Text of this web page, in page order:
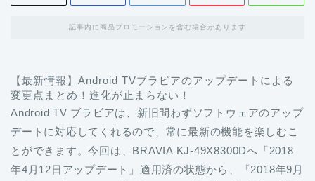
記事内に商品プロモーションを含む場合があります
【最新情報】Android TVブラビアのアップデートによる
変更点まとめ！進化が止まらない！
Android TV ブラビアは、新旧問わずソフトウェアのアップ
デートに対応してくれるので、常に最新の機能を楽しむこ
とができます。今回は、BRAVIA KJ-49X8300Dへ「2018
年4月12日アップデート」適用済の状態から、「2018年9月